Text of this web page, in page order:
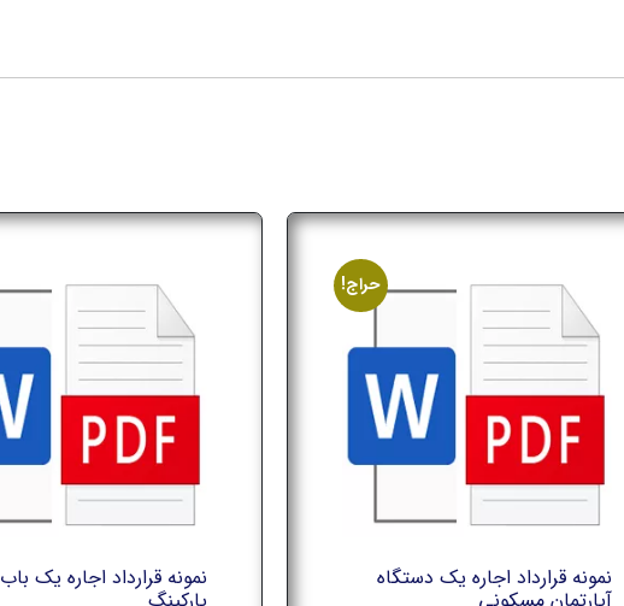
حراج!
نمونه قرارداد اجاره يك دستگاه نمونه قرارداد اجاره يك باب